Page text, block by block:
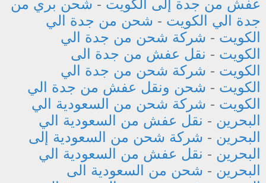
عفش من جدة إلى الكويت - شحن بري من
جدة الي الكويت - شحن من جدة الي
الكويت - شركة شحن من جدة الي
الكويت - نقل عفش من جدة الى
الكويت - شركة شحن من جدة الي
الكويت - شحن ونقل عفش من جدة الي
الكويت - شركة شحن من السعودية الي
البحرين - نقل عفش من السعودية الي
البحرين - شركة شحن من السعودية إلى
البحرين - نقل عفش من السعودية الي
البحرين - شحن من السعودية الى